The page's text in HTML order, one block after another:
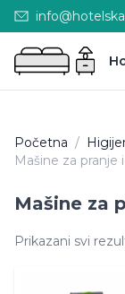
Početna /
Mašine za pranje
Mašine za
Prikazani svi